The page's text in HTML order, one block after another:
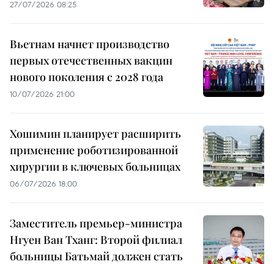
27/07/2026 08:25
Вьетнам начнет производство
первых отечественных вакцин
нового поколения с 2028 года
10/07/2026 21:00
Хошимин планирует расширить
применение роботизированной
хирургии в ключевых больницах
06/07/2026 18:00
Заместитель премьер-министра
Нгуен Ван Тханг: Второй филиал
больницы Батьмай должен стать